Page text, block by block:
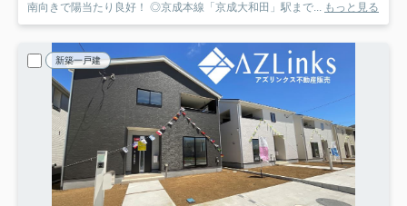
南向きで陽当たり良好！ ◎京成本線「京成大和田」駅まで... もっと見る
新築一戸建